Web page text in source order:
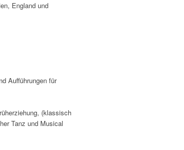
England und
Aufführungen für
(klassisch
Tanz und Musical